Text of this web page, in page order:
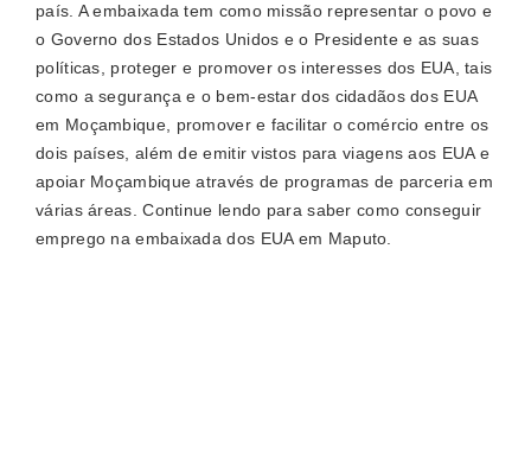
país. A embaixada tem como missão representar o povo e
o Governo dos Estados Unidos e o Presidente e as suas
políticas, proteger e promover os interesses dos EUA, tais
como a segurança e o bem-estar dos cidadãos dos EUA
em Moçambique, promover e facilitar o comércio entre os
dois países, além de emitir vistos para viagens aos EUA e
apoiar Moçambique através de programas de parceria em
várias áreas. Continue lendo para saber como conseguir
emprego na embaixada dos EUA em Maputo.